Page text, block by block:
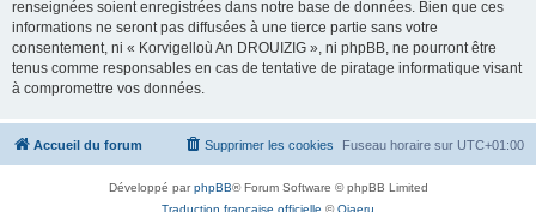
renseignées soient enregistrées dans notre base de données. Bien que ces
informations ne seront pas diffusées à une tierce partie sans votre
consentement, ni « Korvigelloù An DROUIZIG », ni phpBB, ne pourront être
tenus comme responsables en cas de tentative de piratage informatique visant
à compromettre vos données.
Accueil du forum Fuseau horaire sur UTC+01:00
Supprimer les cookies
Développé parphpBB® Forum Software © phpBB Limited
Traduction française officielle ©Qiaeru